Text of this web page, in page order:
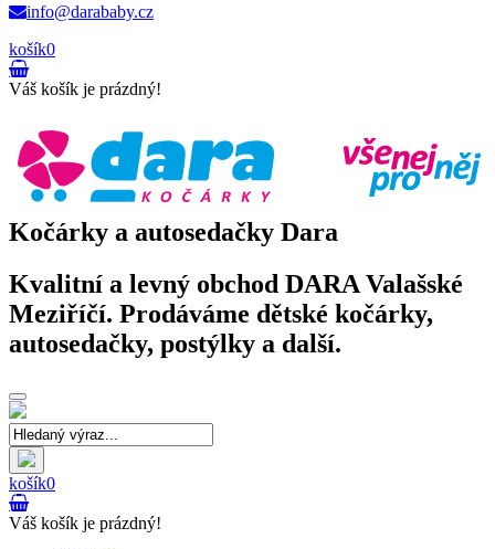
info@darababy.cz
košík0
Váš košík je prázdný!
Kočárky a autosedačky Dara
Kvalitní a levný obchod DARA Valašské
Meziříčí. Prodáváme dětské kočárky,
autosedačky, postýlky a další.
Toggle
navigation
košík0
Váš košík je prázdný!